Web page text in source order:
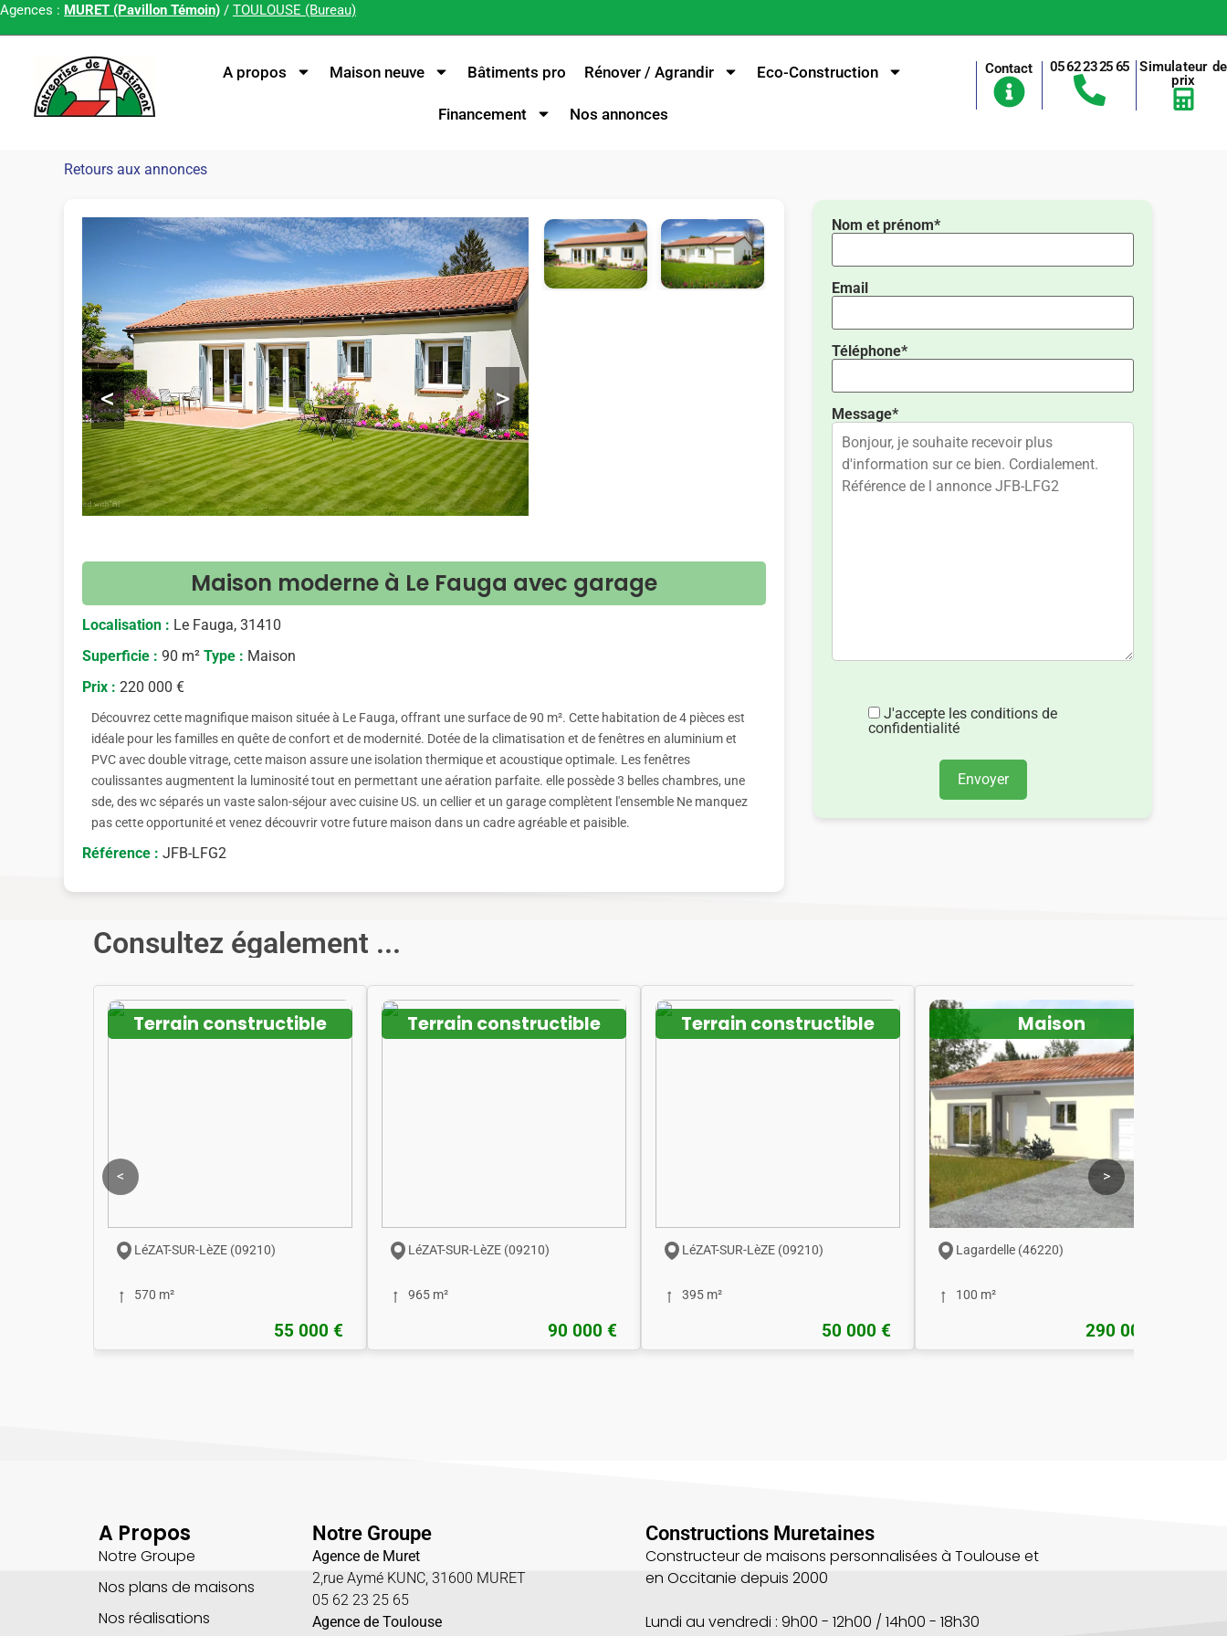
Agences : MURET (Pavillon Témoin) / TOULOUSE (Bureau)
A propos Maison neuve Bâtiments pro Rénover / Agrandir Eco-Construction
Financement Nos annonces
Contact 05 62 23 25 65
Simulateur de
prix
Retours aux annonces
< >
Maison moderne à Le Fauga avec garage
Localisation : Le Fauga, 31410
Superficie : 90 m² Type : Maison
Prix : 220 000 €
Découvrez cette magnifique maison située à Le Fauga, offrant une surface de 90 m². Cette habitation de 4 pièces est
idéale pour les familles en quête de confort et de modernité. Dotée de la climatisation et de fenêtres en aluminium et
PVC avec double vitrage, cette maison assure une isolation thermique et acoustique optimale. Les fenêtres
coulissantes augmentent la luminosité tout en permettant une aération parfaite. elle possède 3 belles chambres, une
sde, des wc séparés un vaste salon-séjour avec cuisine US. un cellier et un garage complètent l'ensemble Ne manquez
pas cette opportunité et venez découvrir votre future maison dans un cadre agréable et paisible.
Référence : JFB-LFG2
Nom et prénom*
Email
Téléphone*
Message*
J'accepte les conditions de
confidentialité
Envoyer
Consultez également ...
<
Terrain constructible
LéZAT-SUR-LèZE (09210)
570 m²
55 000 €
Terrain constructible
LéZAT-SUR-LèZE (09210)
965 m²
90 000 €
Terrain constructible
LéZAT-SUR-LèZE (09210)
395 m²
50 000 €
Maison
Lagardelle (46220)
100 m²
290 000 €
>
A Propos
Notre Groupe
Nos plans de maisons
Nos réalisations
Notre Groupe
Agence de Muret
2,rue Aymé KUNC, 31600 MURET
05 62 23 25 65
Agence de Toulouse
Constructions Muretaines
Constructeur de maisons personnalisées à Toulouse et
en Occitanie depuis 2000
Lundi au vendredi : 9h00 - 12h00 / 14h00 - 18h30